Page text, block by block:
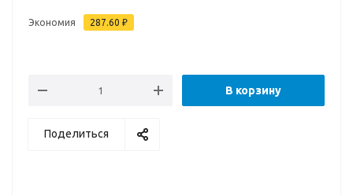
Экономия 287.60 ₽
В корзину
Поделиться